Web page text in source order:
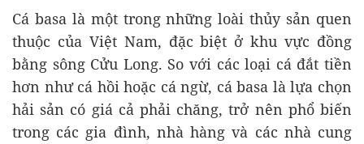
Cá basa là một trong những loài thủy sản quen
thuộc của Việt Nam, đặc biệt ở khu vực đồng
bằng sông Cửu Long. So với các loại cá đắt tiền
hơn như cá hồi hoặc cá ngừ, cá basa là lựa chọn
hải sản có giá cả phải chăng, trở nên phổ biến
trong các gia đình, nhà hàng và các nhà cung